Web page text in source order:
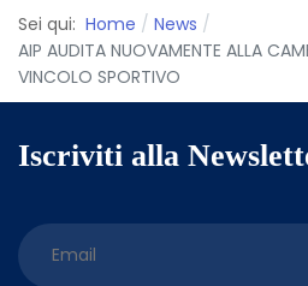
Sei qui: Home
News
AIP AUDITA NUOVAMENTE ALLA
VINCOLO SPORTIVO
Iscriviti alla